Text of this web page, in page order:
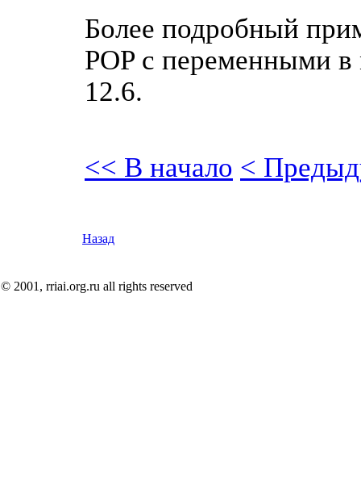
Более подробный
POP с переменными в
12.6.
<< В начало <
Назад
© 2001, rriai.org.ru all rights reserved